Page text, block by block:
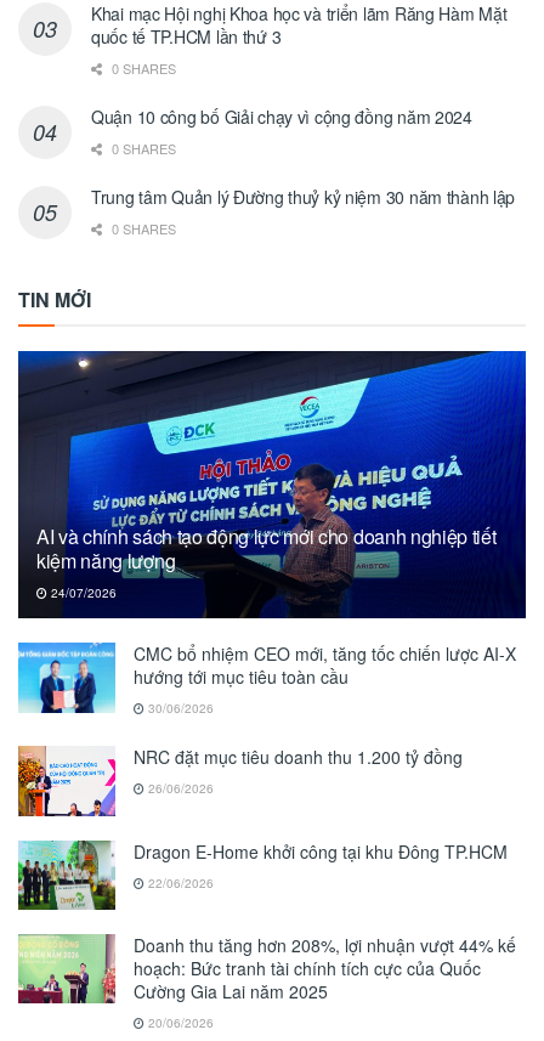
Khai mạc Hội nghị Khoa học và triển lãm Răng Hàm Mặt
quốc tế TP.HCM lần thứ 3
0 SHARES
Quận 10 công bố Giải chạy vì cộng đồng năm 2024
0 SHARES
Trung tâm Quản lý Đường thuỷ kỷ niệm 30 năm thành lập
0 SHARES
TIN MỚI
AI và chính sách tạo động lực mới cho doanh nghiệp tiết
kiệm năng lượng
24/07/2026
CMC bổ nhiệm CEO mới, tăng tốc chiến lược AI-X
hướng tới mục tiêu toàn cầu
30/06/2026
NRC đặt mục tiêu doanh thu 1.200 tỷ đồng
26/06/2026
Dragon E-Home khởi công tại khu Đông TP.HCM
22/06/2026
Doanh thu tăng hơn 208%, lợi nhuận vượt 44% kế
hoạch: Bức tranh tài chính tích cực của Quốc
Cường Gia Lai năm 2025
20/06/2026